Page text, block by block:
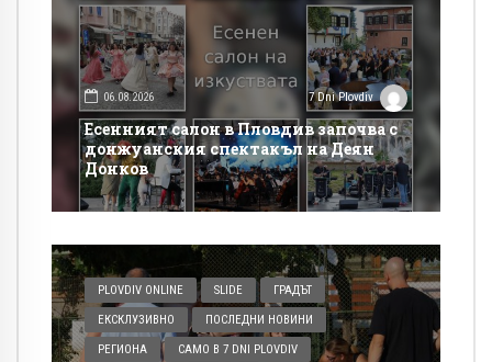
06.08.2026 7 Dni Plovdiv
Есенният салон в Пловдив започва с
донжуанския спектакъл на Деян
Донков
PLOVDIV ONLINE SLIDE ГРАДЪТ
ЕКСКЛУЗИВНО ПОСЛЕДНИ НОВИНИ
РЕГИОНА САМО В 7 DNI PLOVDIV